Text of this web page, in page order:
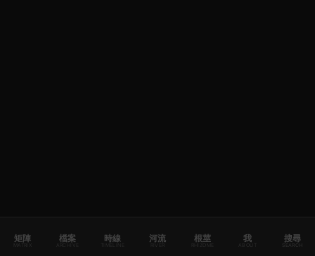
矩陣
MATRIX
檔案
ARCHIVE
時線 河流
RIVER
根莖 我 搜尋
SEARCH